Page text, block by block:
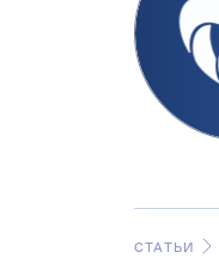
СТАТЬИ